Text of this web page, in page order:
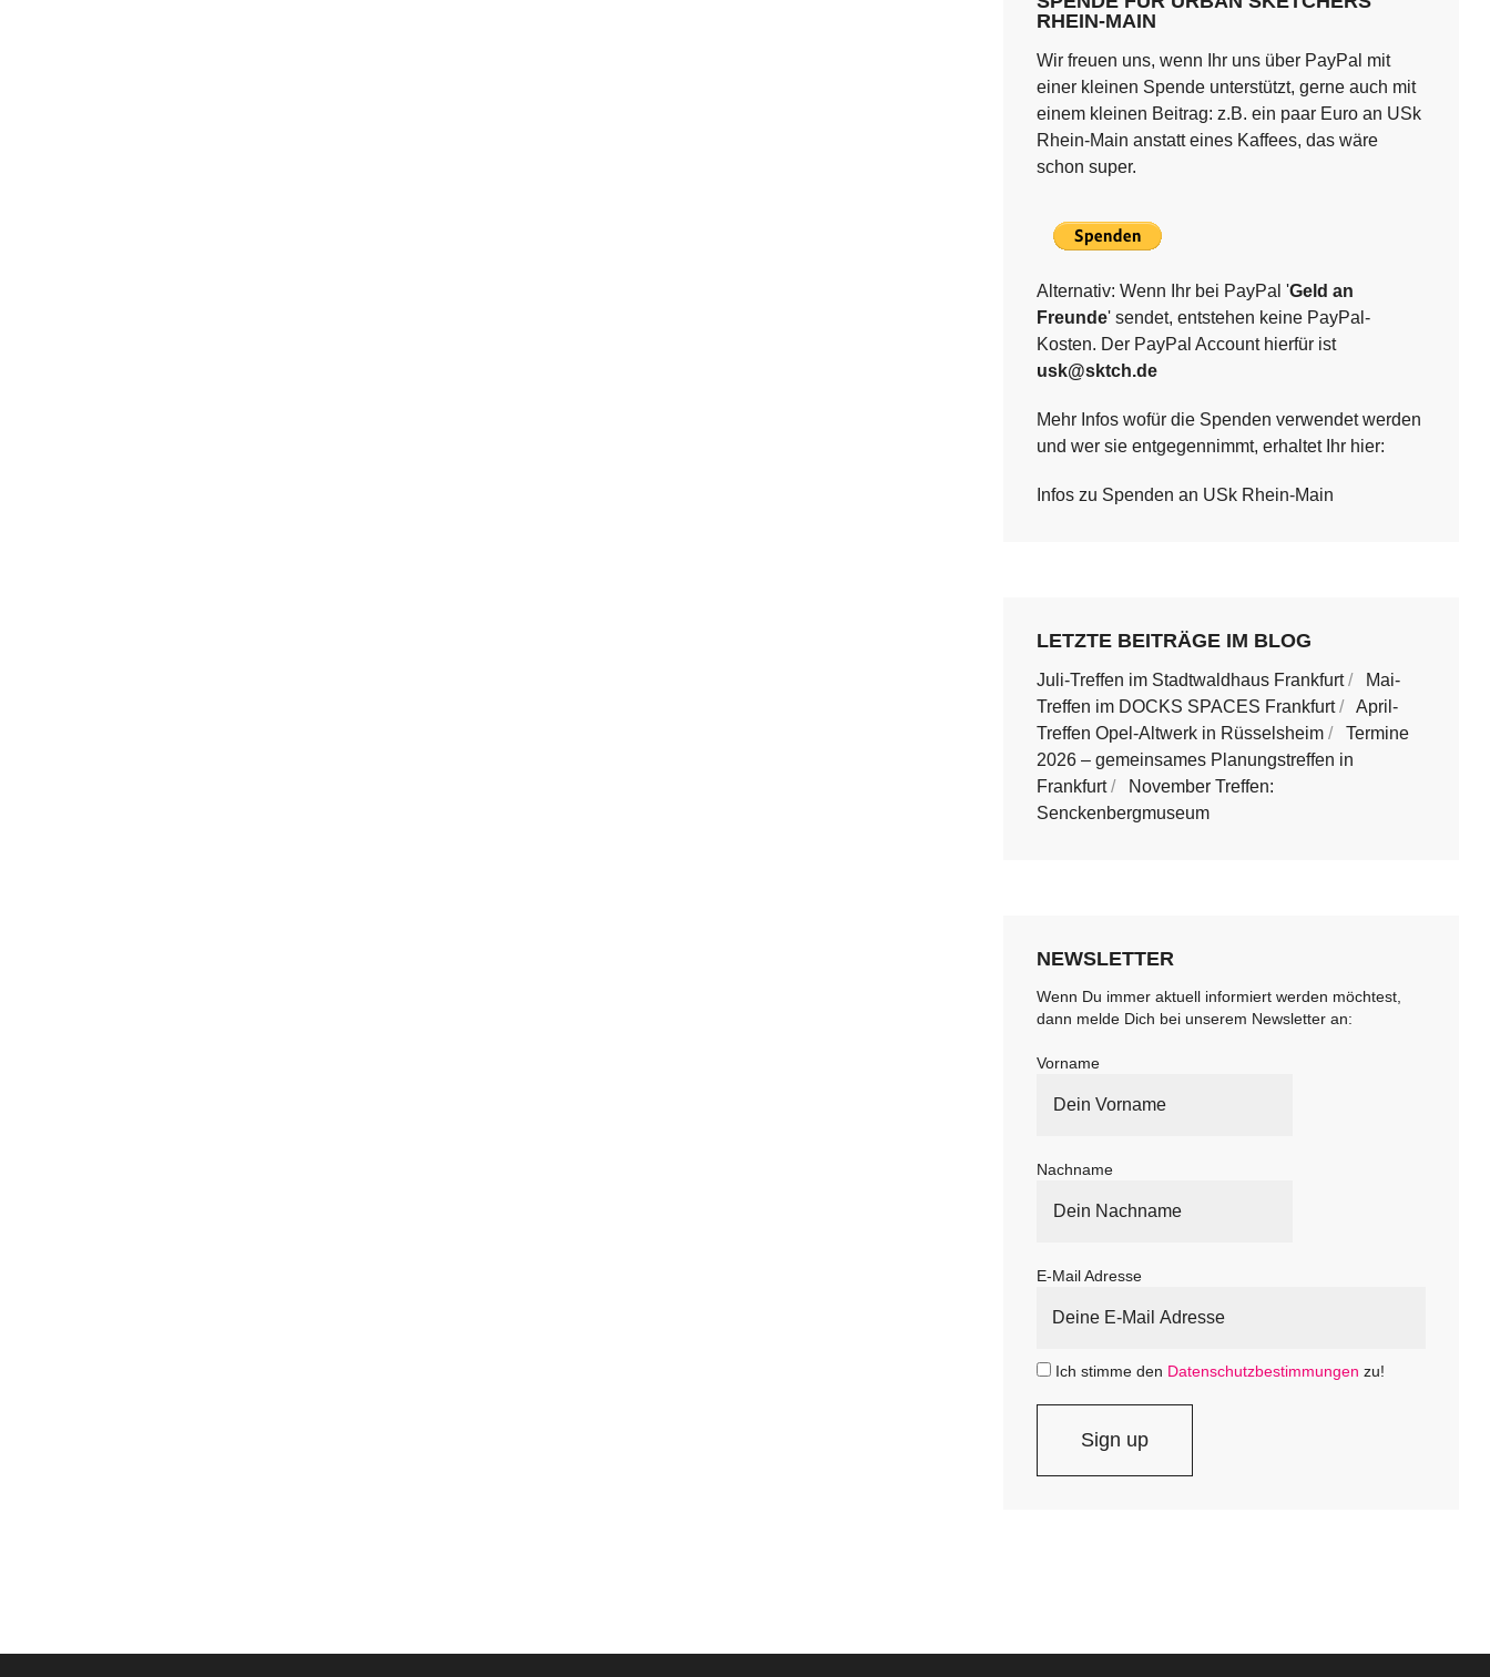
RHEIN-MAIN
Wir freuen uns, wenn Ihr uns über PayPal mit
einer kleinen Spende unterstützt, gerne auch mit
einem kleinen Beitrag: z.B. ein paar Euro an USk
Rhein-Main anstatt eines Kaffees, das wäre
schon super.
Alternativ: Wenn Ihr bei PayPal 'Geld an
Freunde' sendet, entstehen keine PayPal-
Kosten. Der PayPal Account hierfür ist
usk@sktch.de
Mehr Infos wofür die Spenden verwendet werden
und wer sie entgegennimmt, erhaltet Ihr hier:
Infos zu Spenden an USk Rhein-Main
LETZTE BEITRÄGE IM BLOG
Juli-Treffen im Stadtwaldhaus Frankfurt
Mai-
Treffen im DOCKS SPACES Frankfurt
April-
Treffen Opel-Altwerk in Rüsselsheim
Termine
2026 – gemeinsames Planungstreffen in
Frankfurt
November Treffen:
Senckenbergmuseum
NEWSLETTER
Wenn Du immer aktuell informiert werden möchtest,
dann melde Dich bei unserem Newsletter an:
Vorname
Nachname
E-Mail Adresse
Ich stimme den Datenschutzbestimmungen zu!